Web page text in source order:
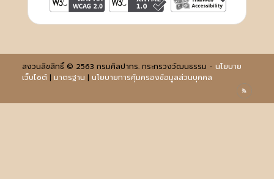
สงวนลิขสิทธิ์ © 2563 กรมศิลปากร. กระทรวงวัฒนธรรม - นโยบาย
เว็บไซต์| มาตรฐาน | นโยบายการคุ้มครองข้อมูลส่วนบุคคล